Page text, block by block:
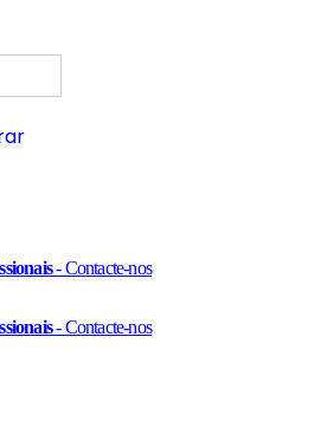
- Contacte-nos
- Contacte-nos